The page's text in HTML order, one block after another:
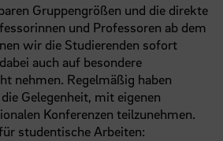
Gruppengrößen und die direkte
und Professoren ab dem
wir die Studierenden sofort
auch auf besondere
nehmen. Regelmäßig haben
Gelegenheit, mit eigenen
Konferenzen teilzunehmen.
studentische Arbeiten: